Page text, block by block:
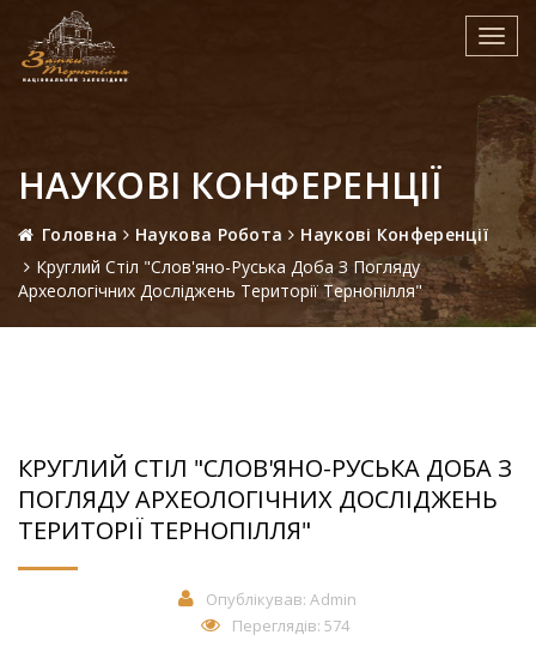
НАУКОВІ КОНФЕРЕНЦІЇ
Головна Наукова Робота
Наукові Конференції
Круглий Стіл "Слов'яно-Руська Доба З Погляду
Археологічних Досліджень Території Тернопілля"
КРУГЛИЙ СТІЛ "СЛОВ'ЯНО-РУСЬКА ДОБА З
ПОГЛЯДУ АРХЕОЛОГІЧНИХ ДОСЛІДЖЕНЬ
ТЕРИТОРІЇ ТЕРНОПІЛЛЯ"
Опублікував:Admin
Переглядів: 574